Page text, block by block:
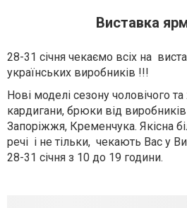
Виставка
28-31 січня чекаємо всіх на
українських виробників !!!
Нові моделі сезону чоловічого та
кардигани, брюки від
Запоріжжя, Кременчука. Якісна
речі і не тільки, чекають Вас у
28-31 січня з 10 до 19 години.